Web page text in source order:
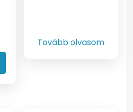
Tovább olvasom